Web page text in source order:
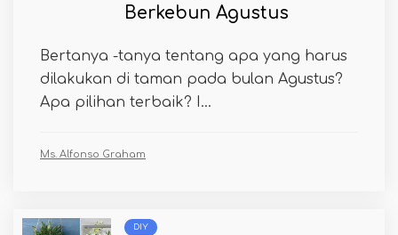
Berkebun Agustus
Bertanya -tanya tentang apa yang harus
dilakukan di taman pada bulan Agustus?
Apa pilihan terbaik? I...
Ms. Alfonso Graham
DIY